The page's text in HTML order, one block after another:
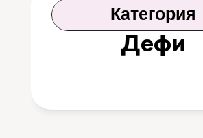
Категория
Дефи